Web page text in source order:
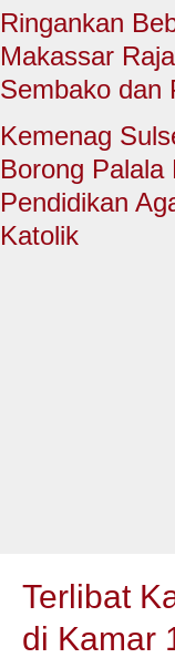
Ringankan
Makassar
Sembako dan
Kemenag
Borong Palala
Pendidikan
Katolik
Terlibat
di Kamar